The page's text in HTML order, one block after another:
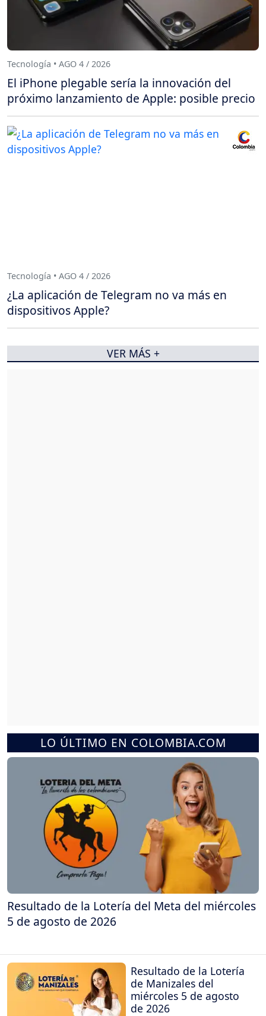
LO ÚLTIMO EN COLOMBIA.COM
Resultado de la Lotería del Meta del miércoles
5 de agosto de 2026
Resultado de la Lotería
de Manizales del
miércoles 5 de agosto
de 2026
Tecnología • AGO 4 / 2026
El iPhone plegable sería la innovación del
próximo lanzamiento de Apple: posible precio
Tecnología • AGO 4 / 2026
¿La aplicación de Telegram no va más en
dispositivos Apple?
VER MÁS +